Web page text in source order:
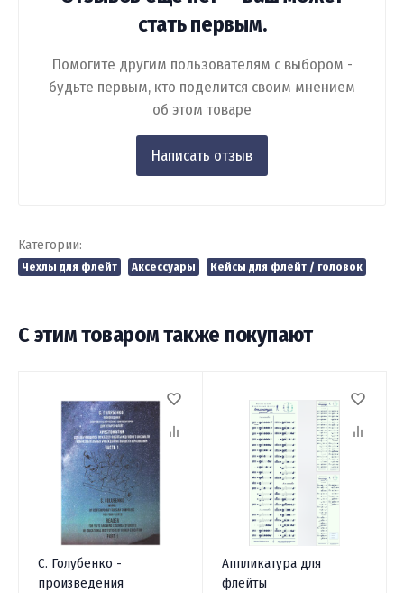
стать первым.
Помогите другим пользователям с выбором -
будьте первым, кто поделится своим мнением
об этом товаре
Категории:
Чехлы для флейт Аксессуары Кейсы для флейт / головок
С этим товаром также покупают
С. Голубенко -
произведения
Аппликатура для
флейты